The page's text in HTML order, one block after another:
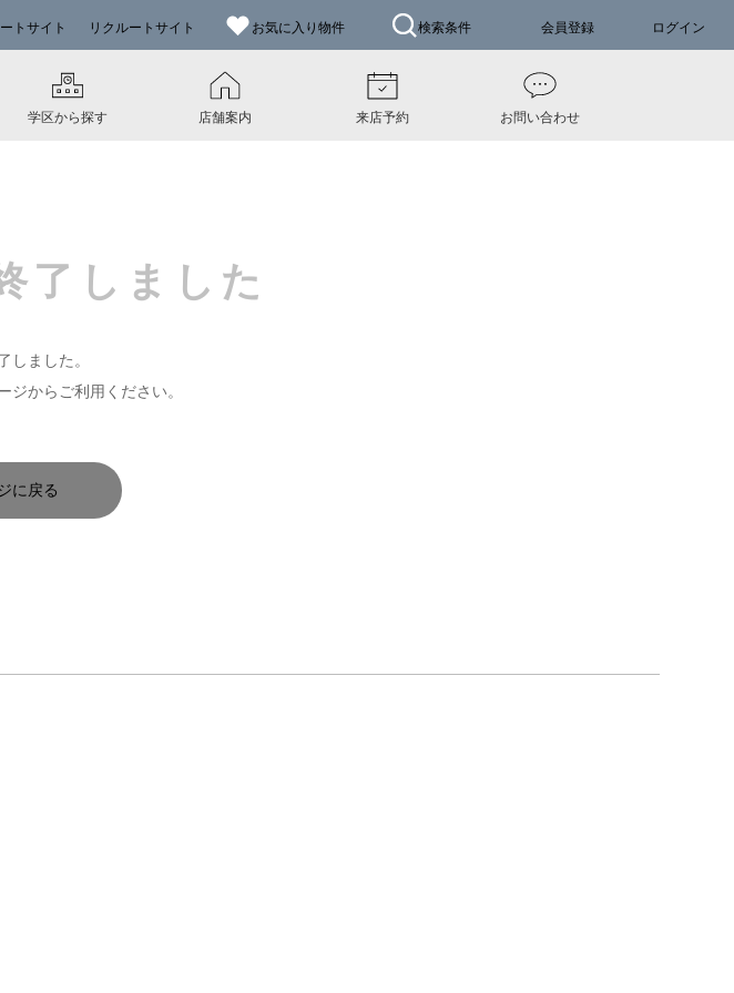
トサイト リクルートサイト お気に入り 物件 検索条件 会員登録 ログイン
学区から探す 店舗案内 来店予約 お問い合わせ
了しました
しました。
ジからご利用ください。
に戻る